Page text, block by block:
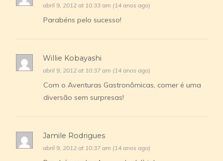
abril 9, 2012 at 10:33 am (14 anos ago)
Parabéns pelo sucesso!
Willie Kobayashi
abril 9, 2012 at 10:37 am (14 anos ago)
Com o Aventuras Gastronômicas, comer é uma
diversão sem surpresas!
Jamile Rodrigues
abril 9, 2012 at 10:37 am (14 anos ago)